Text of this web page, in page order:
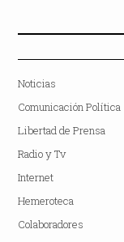
Noticias
Comunicación Política
Libertad de Prensa
Radio y Tv
Internet
Hemeroteca
Colaboradores